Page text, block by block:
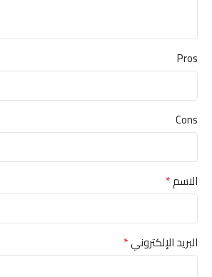
Pros
Cons
الاسم*
البريد الإلكتروني*